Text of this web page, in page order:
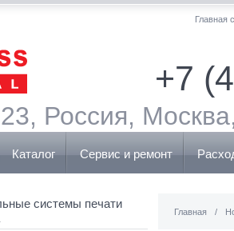
Главная
+7
Россия,
Каталог Сервис и ремонт
Главная /
системы печати